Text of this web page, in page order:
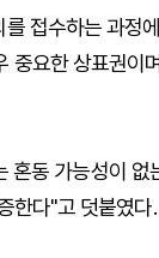
접수하는 과정
요한 상표권이
동 가능성이
한다"고 덧붙였다.